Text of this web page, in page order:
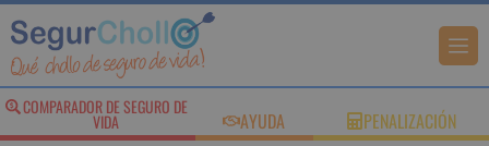
COMPARADOR DE SEGURO DE
VIDA AYUDA PENALIZACIÓN